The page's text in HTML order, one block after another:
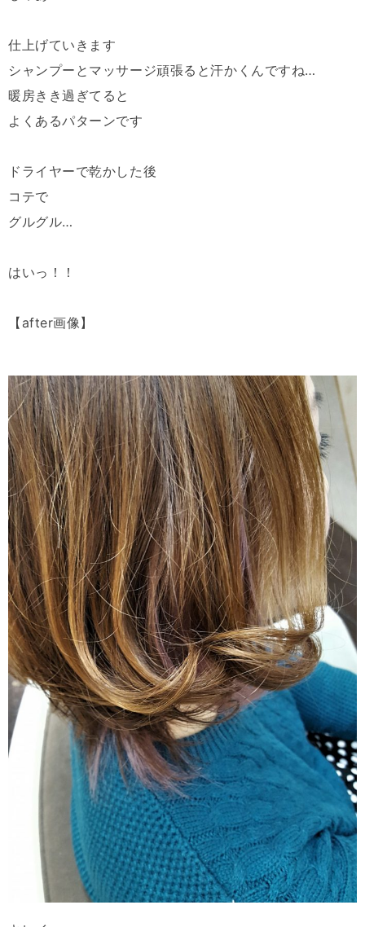
仕上げていきます
シャンプーとマッサージ頑張ると汗かくんですね…
暖房きき過ぎてると
よくあるパターンです
ドライヤーで乾かした後
コテで
グルグル…
はいっ！！
【after画像】